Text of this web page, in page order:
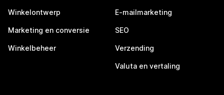
Winkelontwerp
Marketing en conversie
Winkelbeheer
E-mailmarketing
SEO
Verzending
Valuta en vertaling